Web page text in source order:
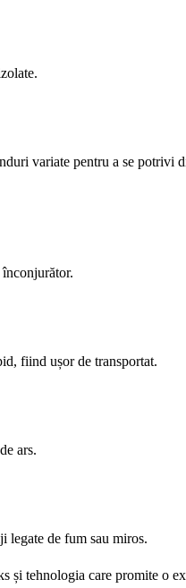
variate pentru a se potrivi
fiind ușor de transportat.
ars.
legate de fum sau miros.
și tehnologia care promite o